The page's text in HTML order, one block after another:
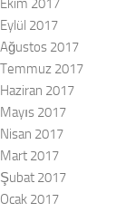
Ekim 2017
Eylül 2017
Ağustos 2017
Temmuz 2017
Haziran 2017
Mayıs 2017
Nisan 2017
Mart 2017
Şubat 2017
Ocak 2017